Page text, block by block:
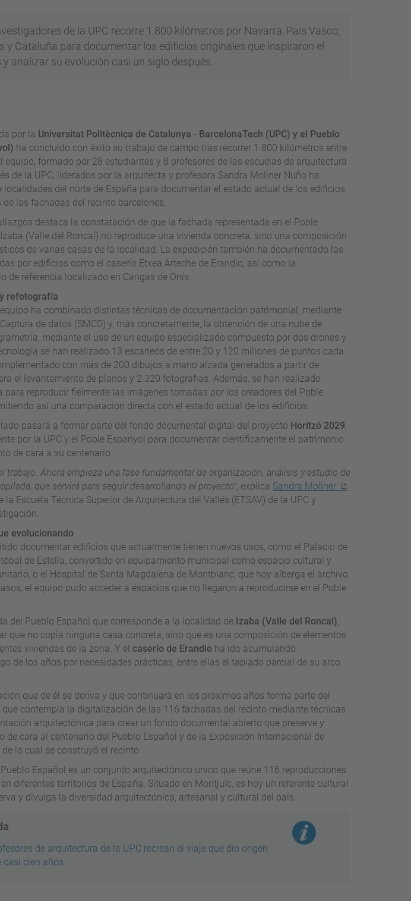
de la UPC recorre 1.800 kilómetros por Navarra, País Vasco,
y Cataluña para documentar los edificios originales que inspiraron el
analizar su evolución casi un siglo después.
por la Universitat Politècnica de Catalunya - BarcelonaTech (UPC) y el Pueblo
ha concluido con éxito su trabajo de campo tras recorrer 1.800 kilómetros entre
equipo, formado por 28 estudiantes y 8 profesores de las escuelas de arquitectura
de la UPC, liderados por la arquitecta y profesora Sandra Moliner Nuño ha
localidades del norte de España para documentar el estado actual de los edificios
las fachadas del recinto barcelonés.
destaca la constatación de que la fachada representada en el Poble
(Valle del Roncal) no reproduce una vivienda concreta, sino una composición
de varias casas de la localidad. La expedición también ha documentado las
por edificios como el caserío Etxea Arteche de Erandio, así como la
de referencia localizado en Cangas de Onís.
refotografía
equipo ha combinado distintas técnicas de documentación patrimonial, mediante
de datos (SMCD) y, más concretamente, la obtención de una nube de
mediante el uso de un equipo especializado compuesto por dos drones y
se han realizado 13 escaneos de entre 20 y 120 millones de puntos cada
con más de 200 dibujos a mano alzada generados a partir de
el levantamiento de planos y 2.320 fotografias. Además, se han realizado
para reproducir fielmente las imágenes tomadas por los creadores del Poble
así una comparación directa con el estado actual de los edificios.
pasará a formar parte del fondo documental digital del proyecto Horitzó 2029,
por la UPC y el Poble Espanyol para documentar científicamente el patrimonio
de cara a su centenario.
trabajo. Ahora empieza una fase fundamental de organización, análisis y estudio de
que servirá para seguir desarrollando el proyecto", explica Sandra Moliner
,
la Escuela Técnica Superior de Arquitectura del Vallés (ETSAV) de la UPC y
evolucionando
documentar edificios que actualmente tienen nuevos usos, como el Palacio de
de Estella, convertido en equipamiento municipal como espacio cultural y
o el Hospital de Santa Magdalena de Montblanc, que hoy alberga el archivo
el equipo pudo acceder a espacios que no llegaron a reproducirse en el Poble
del Pueblo Español que corresponde a la localidad de Izaba (Valle del Roncal),
que no copia ninguna casa concreta, sino que es una composición de elementos
viviendas de la zona. Y el caserío de Erandioha ido acumulando
de los años por necesidades prácticas, entre ellas el tapiado parcial de su arco
que de él se deriva y que continuará en los próximos años forma parte del
que contempla la digitalización de las 116 fachadas del recinto mediante técnicas
arquitectónica para crear un fondo documental abierto que preserve y
de cara al centenario del Pueblo Español y de la Exposición Internacional de
la cual se construyó el recinto.
Español es un conjunto arquitectónico único que reúne 116 reproducciones
diferentes territorios de España. Situado en Montjuïc, es hoy un referente cultural
y divulga la diversidad arquitectónica, artesanal y cultural del país.
de arquitectura de la UPC recrean el viaje que dio origen
casi cien años